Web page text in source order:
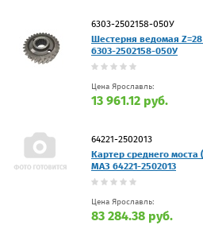
6303-2502158-050У
Шестерня ведомая
6303-2502158-050У
Цена Ярославль:
13 961.12 руб.
64221-2502013
Картер среднего
МАЗ 64221-2502013
Цена Ярославль:
83 284.38 руб.